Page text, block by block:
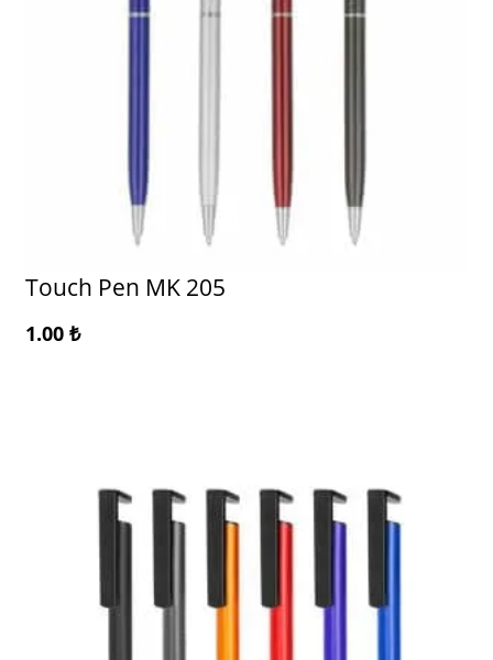
Touch Pen MK 205
1.00 ₺